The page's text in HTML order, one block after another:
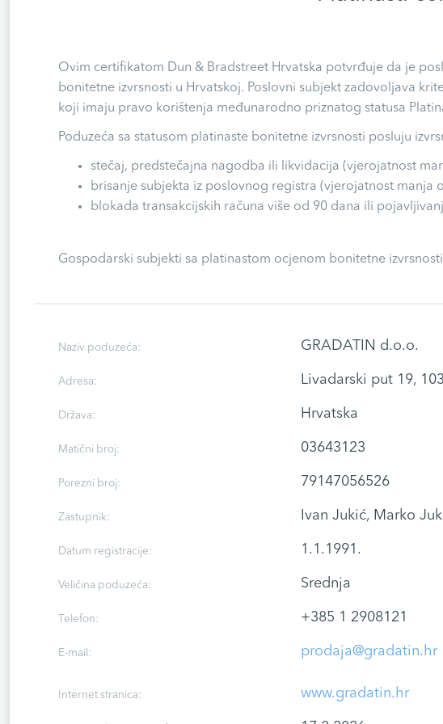
Ovim certifikatom Dun & Bradstreet Hrvatska potvrđuje da je
bonitetne izvrsnosti u Hrvatskoj. Poslovni subjekt zadovoljava
koji imaju pravo korištenja međunarodno priznatog statusa
Poduzeća sa statusom platinaste bonitetne izvrsnosti posluju
stečaj, predstečajna nagodba ili likvidacija (vjerojatnost
brisanje subjekta iz poslovnog registra (vjerojatnost manja
blokada transakcijskih računa više od 90 dana ili
Gospodarski subjekti sa platinastom ocjenom bonitetne
Naziv poduzeća: GRADATIN d.o.o.
Adresa: Livadarski put 19,
Država: Hrvatska
Matični broj: 03643123
Porezni broj: 79147056526
Zastupnik: Ivan Jukić, Marko
Datum registracije: 1.1.1991.
Veličina poduzeća: Srednja
Telefon: +385 1 2908121
E-mail: prodaja@gradatin.hr
Internet stranica: www.gradatin.hr